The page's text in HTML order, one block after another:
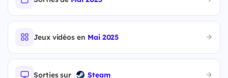
Jeux vidéos en Mai 2025
Sorties sur Steam